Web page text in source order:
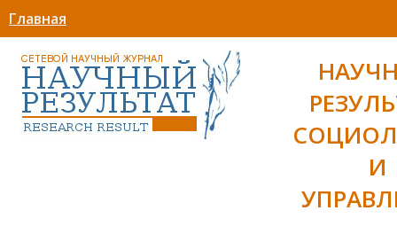
Главная
И